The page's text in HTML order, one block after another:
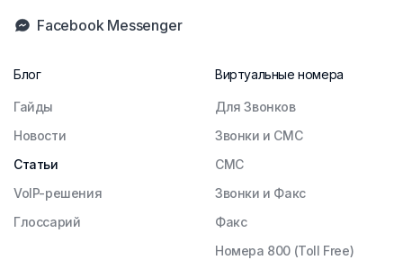
Facebook Messenger
Блог
Гайды
Новости
Статьи
VoIP-решения
Глоссарий
Виртуальные номера
Для Звонков
Звонки и СМС
СМС
Звонки и Факс
Факс
Номера 800 (Toll Free)